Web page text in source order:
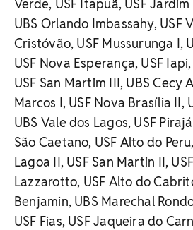
Verde, USF Itapuã, USF
UBS Orlando Imbassahy, USF
Cristóvão, USF Mussurunga I,
USF Nova Esperança, USF
USF San Martim III, UBS Cecy
Marcos I, USF Nova Brasília II,
UBS Vale dos Lagos, USF
São Caetano, USF Alto do
Lagoa II, USF San Martin II,
Lazzarotto, USF Alto do
Benjamin, UBS Marechal
USF Fias, USF Jaqueira do